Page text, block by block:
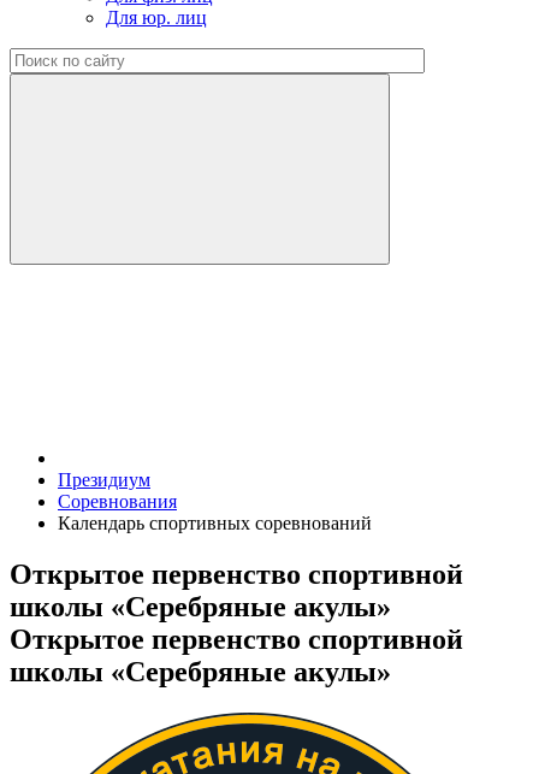
Для юр. лиц
Президиум
Соревнования
Календарь спортивных соревнований
Открытое первенство спортивной
школы «Серебряные акулы»
Открытое первенство спортивной
школы «Серебряные акулы»